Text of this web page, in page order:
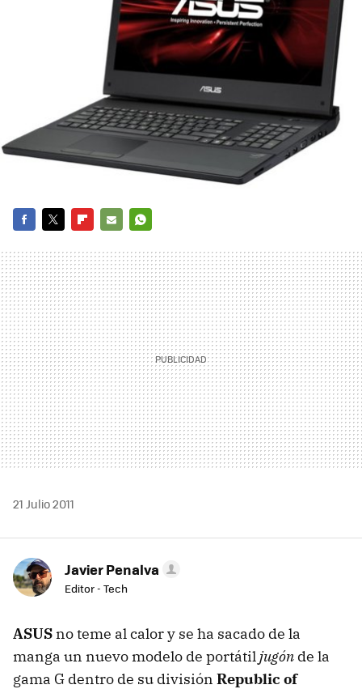
MAIL
21 Julio 2011
Javier Penalva
Editor - Tech
ASUS no teme al calor y se ha sacado de la
manga un nuevo modelo de portátil jugón de la
gama G dentro de su división Republic of